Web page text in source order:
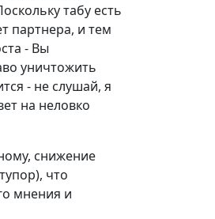
табу есть
партнера, и тем
- Вы
уничтожить
- не слушай, я
на неловко
снижение
что
мнения и